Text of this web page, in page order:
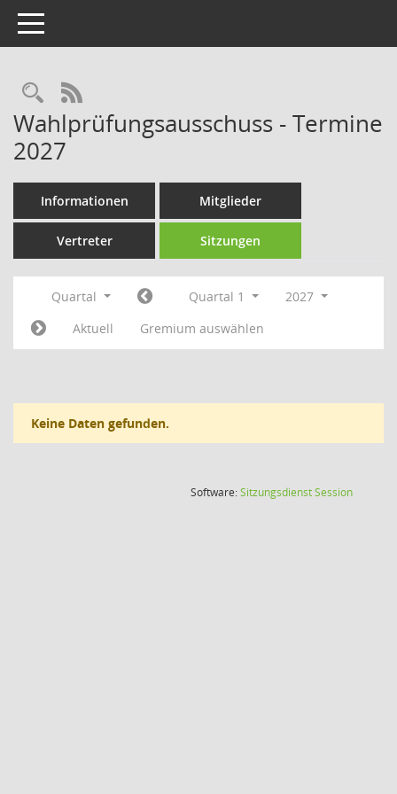
Toggle navigation
Rechercheauswahl
RSS-Feed
Wahlprüfungsausschuss - Termine
2027
Informationen Mitglieder
Vertreter Sitzungen
Quartal Quartal 1
2027
Aktuell
Gremium auswählen
Keine Daten gefunden.
Software:SitzungsdienstSession(Wird in